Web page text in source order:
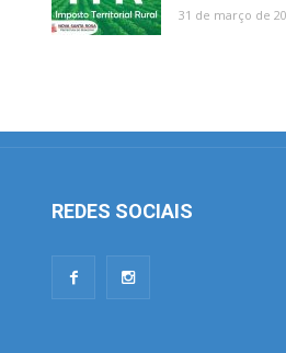
31 de março de
REDES SOCIAIS